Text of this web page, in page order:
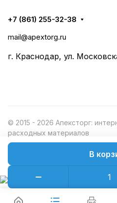
В
+7 (861) 255-32-38
mail@apextorg.ru
г. Краснодар, ул.
© 2015 - 2026 Апексторг:
расходных материалов